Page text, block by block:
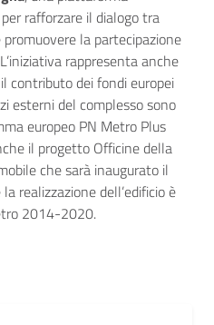
rafforzare il dialogo tra
la partecipazione
rappresenta anche
contributo dei fondi europei
esterni del complesso sono
europeo PN Metro Plus
il progetto Officine della
che sarà inaugurato il
realizzazione dell’edificio è
2014-2020.